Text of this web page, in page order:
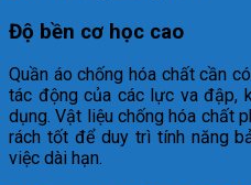
Độ bền cơ học cao
Quần áo chống hóa chất cần
tác động của các lực va đập,
dụng. Vật liệu chống hóa chất
rách tốt để duy trì tính năng
việc dài hạn.